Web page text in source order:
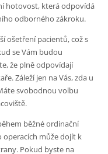
hotovost, která odpovídá
odborného zákroku.
ošetření pacientů, což s
se Vám budou
že plně odpovídají
Záleží jen na Vás, zda u
svobodnou volbu
běžné ordinační
může dojít k
Pokud byste na